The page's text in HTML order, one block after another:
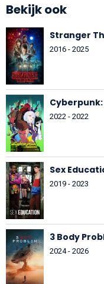
Bekijk ook
Stranger
2016 - 2025
2022 - 2022
Sex
2019 - 2023
3 Body
2024 - 2026